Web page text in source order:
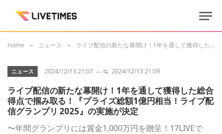
Home » ニュース » ライブ配信の新たな幕開け！1年を通して獲得した総合得点で掴み取る！『プライズ総額1億円相当！ライブ配信グランプリ 2025』の実施が決定
ニュース 2024/12/13 21:07 ⇆ 2024/12/13 21:09
ライブ配信の新たな幕開け！1年を通して獲得した総合
得点で掴み取る！『プライズ総額1億円相当！ライブ配
信グランプリ 2025』の実施が決定
〜年間グランプリには賞金1,000万円を贈呈！17LIVEで